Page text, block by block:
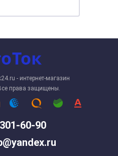
60-90
- интернет-магазин
права защищены.